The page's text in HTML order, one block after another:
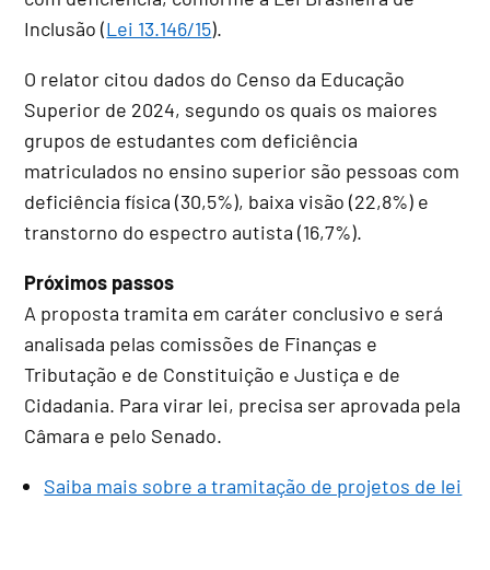
Inclusão (Lei 13.146/15).
O relator citou dados do Censo da Educação
Superior de 2024, segundo os quais os maiores
grupos de estudantes com deficiência
matriculados no ensino superior são pessoas com
deficiência física (30,5%), baixa visão (22,8%) e
transtorno do espectro autista (16,7%).
Próximos passos
A proposta tramita em caráter conclusivo e será
analisada pelas comissões de Finanças e
Tributação e de Constituição e Justiça e de
Cidadania. Para virar lei, precisa ser aprovada pela
Câmara e pelo Senado.
Saiba mais sobre a tramitação de projetos de lei